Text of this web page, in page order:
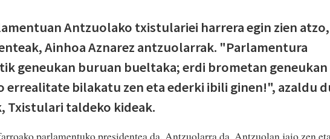
Antzuolako txistulariei harrera egin zien atzo,
Ainhoa Aznarez antzuolarrak. "Parlamentura
geneukan buruan bueltaka; erdi brometan geneukan
errealitate bilakatu zen eta ederki ibili ginen!", azaldu
Txistulari taldeko kideak.